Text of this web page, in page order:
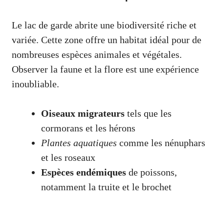
Le lac de garde abrite une biodiversité riche et
variée. Cette zone offre un habitat idéal pour de
nombreuses espèces animales et végétales.
Observer la faune et la flore est une expérience
inoubliable.
Oiseaux migrateurs tels que les
cormorans et les hérons
Plantes aquatiques comme les nénuphars
et les roseaux
Espèces endémiques de poissons,
notamment la truite et le brochet